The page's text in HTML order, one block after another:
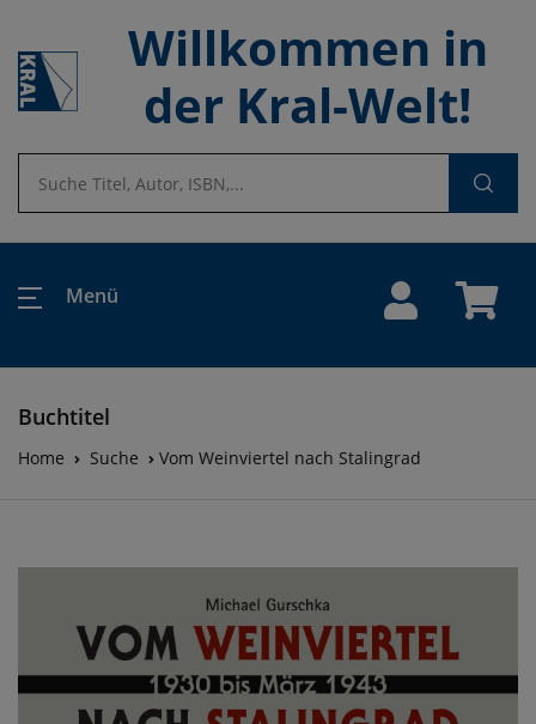
Willkommen in
der Kral-Welt!
Menü
Buchtitel
Home Suche Vom Weinviertel nach Stalingrad